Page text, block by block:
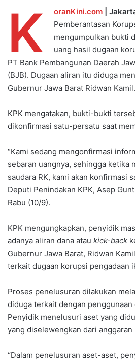
K oranKini.com |
Pemberantasan
mengumpulkan bukti
uang hasil dugaan
PT Bank Pembangunan Daerah
(BJB). Dugaan aliran itu diduga
Gubernur Jawa Barat Ridwan Kamil.
KPK mengatakan, bukti-bukti
dikonfirmasi satu-persatu saat
“Kami sedang mengonfirmasi
sebaran uangnya, sehingga ketika
saudara RK, kami akan konfirmasi
Deputi Penindakan KPK, Asep
Rabu (10/9).
KPK mengungkapkan, penyidik
adanya aliran dana atau kick-back
Gubernur Jawa Barat, Ridwan
terkait dugaan korupsi pengadaan
Proses penelusuran dilakukan
diduga terkait dengan penggunaan
Penyidik menelusuri aset yang
yang diselewengkan dari anggaran
“Dalam penelusuran aset-aset,